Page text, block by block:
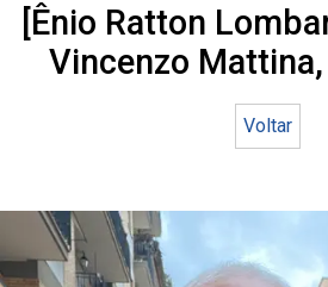
[Ênio Ratton
Vincenzo Mattina,
Voltar